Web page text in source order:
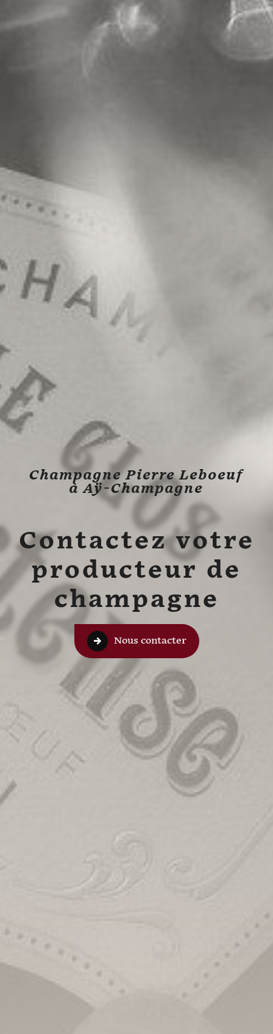
Champagne Pierre Leboeuf
à Aÿ-Champagne
Contactez votre
producteur de
champagne
Nous contacter